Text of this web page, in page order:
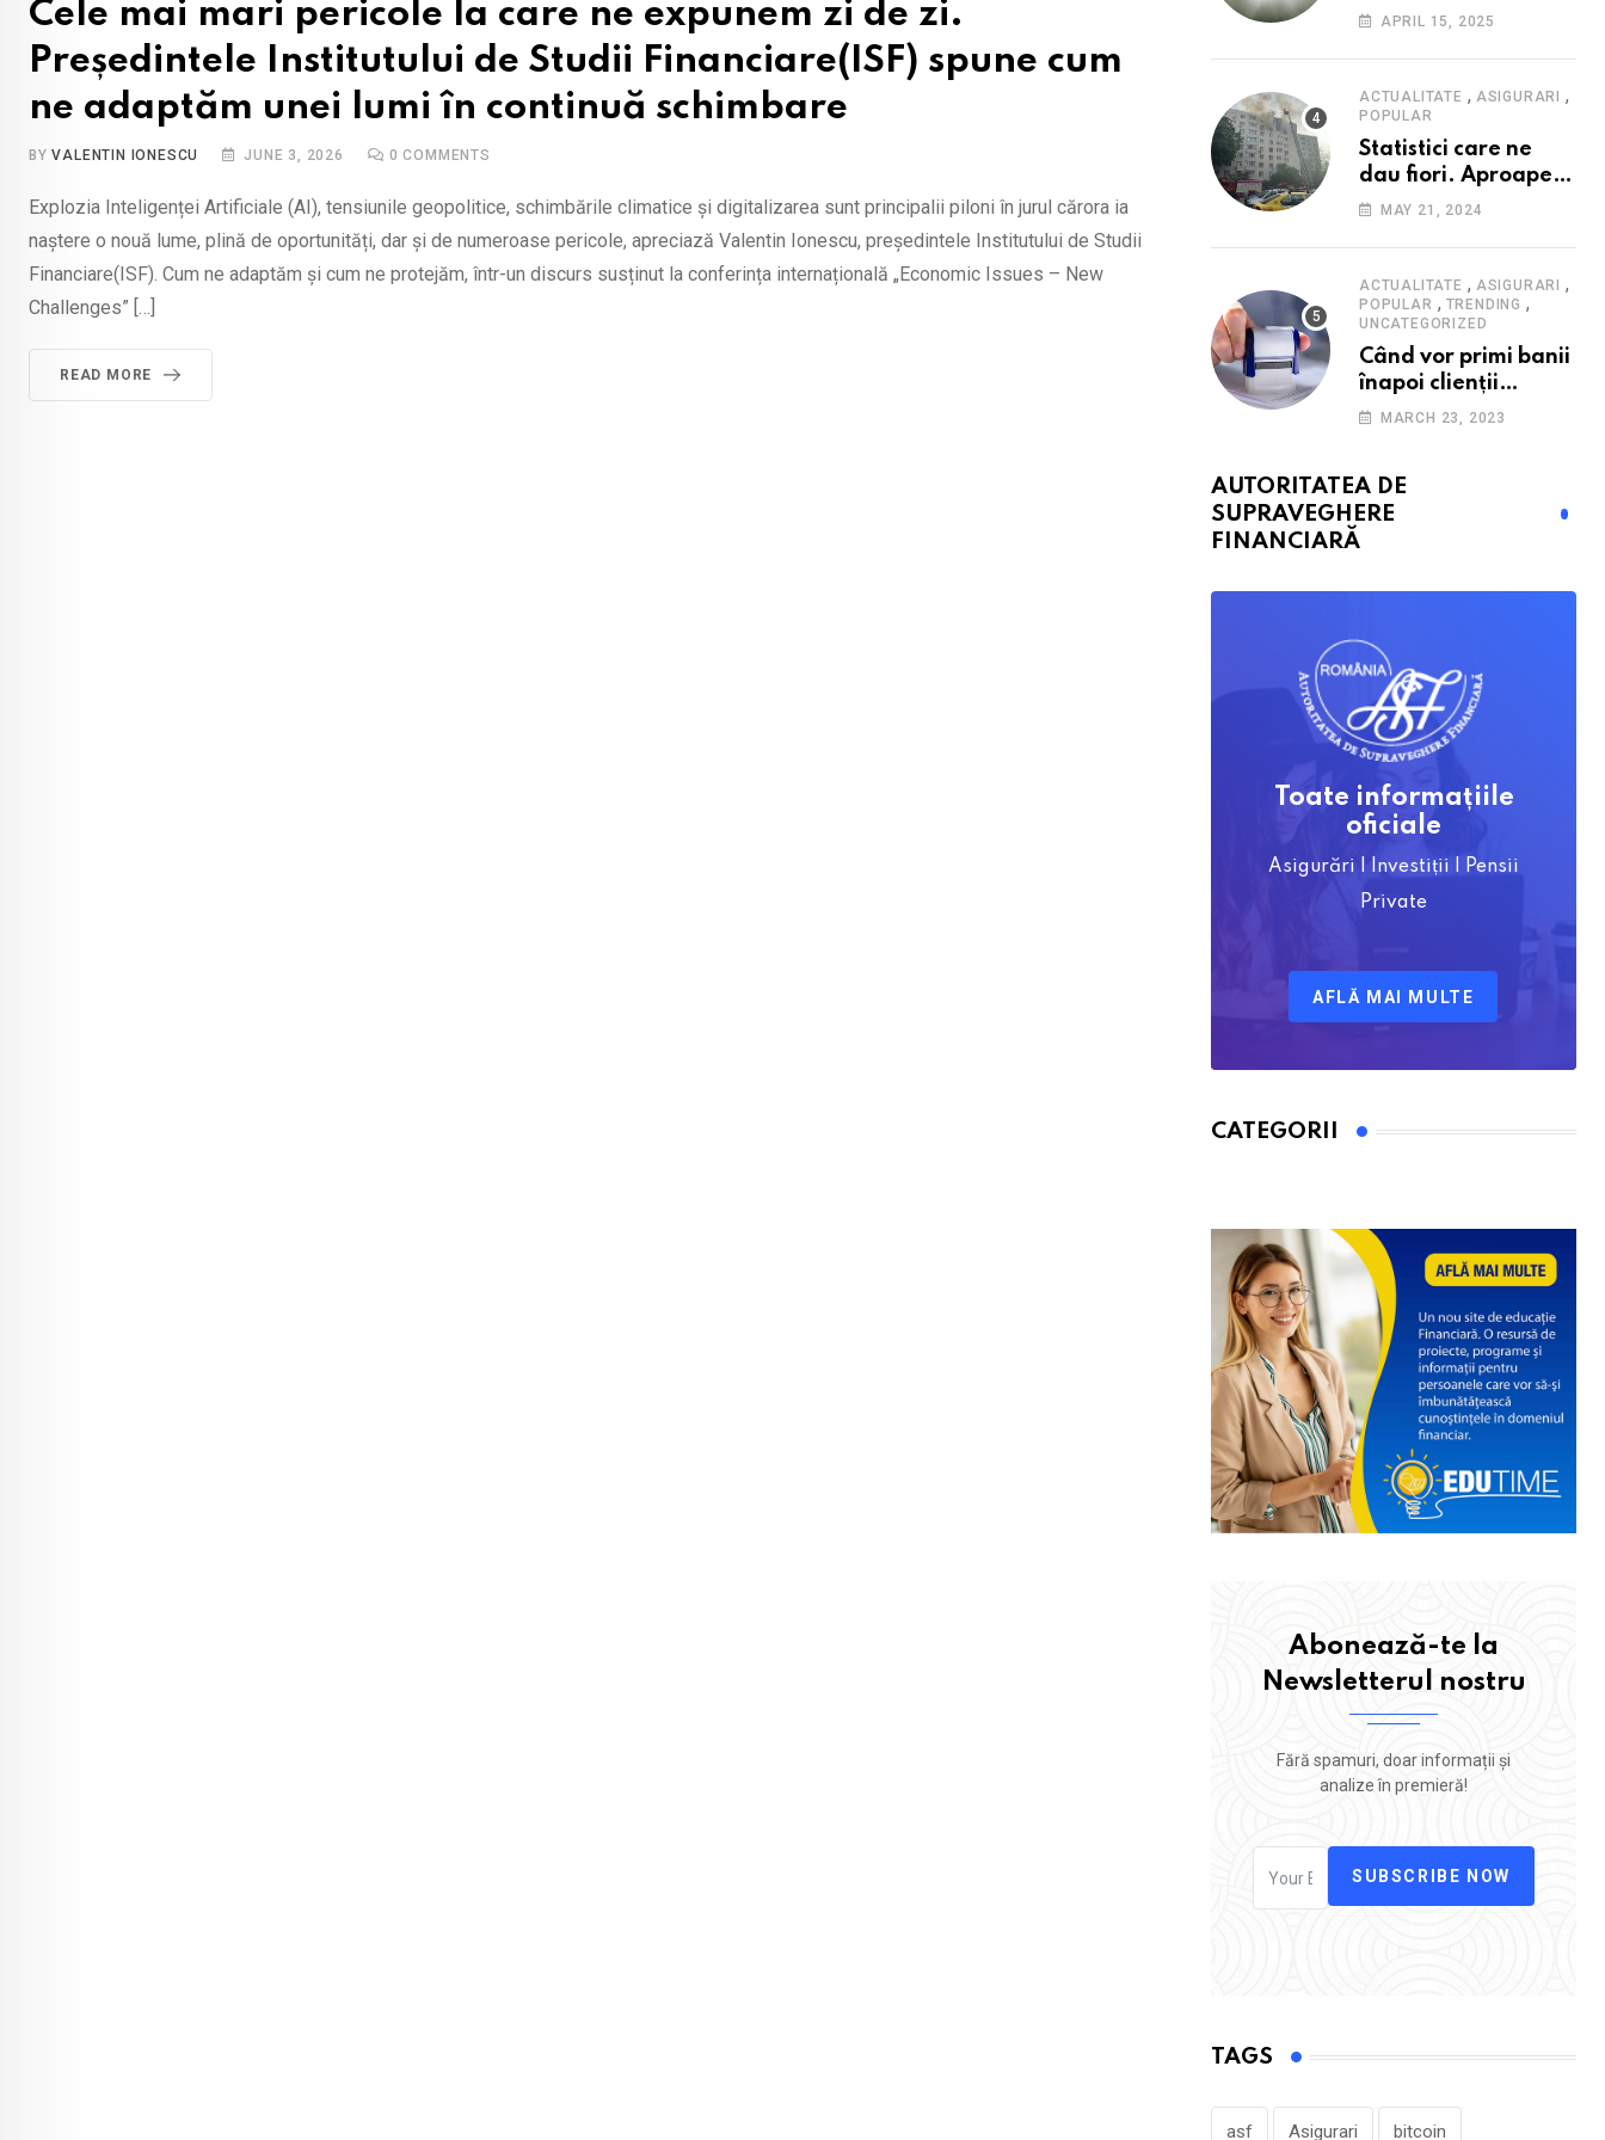
Cele mai mari pericole la care ne expunem zi de zi.
Președintele Institutului de Studii Financiare(ISF) spune cum
ne adaptăm unei lumi în continuă schimbare
BYVALENTIN IONESCU JUNE 3, 2026 0 COMMENTS
Explozia Inteligenței Artificiale (AI), tensiunile geopolitice, schimbările climatice și digitalizarea sunt principalii piloni în jurul cărora ia
naștere o nouă lume, plină de oportunități, dar și de numeroase pericole, apreciază Valentin Ionescu, președintele Institutului de Studii
Financiare(ISF). Cum ne adaptăm și cum ne protejăm, într-un discurs susținut la conferința internațională „Economic Issues – New
Challenges” […]
READ MORE
Consumatorii caută
scumpirilor, mai ales
la alimente
APRIL 15, 2025
ACTUALITATE , ASIGURARI ,
POPULAR
Statistici care ne
dau fiori. Aproape
20 de case ard zilnic
pagubele au
explodat. Cum te
poți proteja cu nici
40 de lei pe lună
MAY 21, 2024
ACTUALITATE , ASIGURARI ,
POPULAR , TRENDING ,
UNCATEGORIZED
Când vor primi banii
înapoi clienții
Euroins care
toate termenele
MARCH 23, 2023
AUTORITATEA DE
SUPRAVEGHERE
FINANCIARĂ
Toate informațiile
oficiale
Asigurări | Investiții | Pensii
Private
AFLĂ MAI MULTE
CATEGORII
Abonează-te la
Newsletterul nostru
Fără spamuri, doar informații și
analize în premieră!
SUBSCRIBE NOW
TAGS
asf Asigurari bitcoin